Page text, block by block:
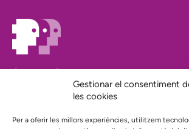
Gestionar el consentiment
les cookies
Per a oferir les millors experiències, utilitzem
On estem?